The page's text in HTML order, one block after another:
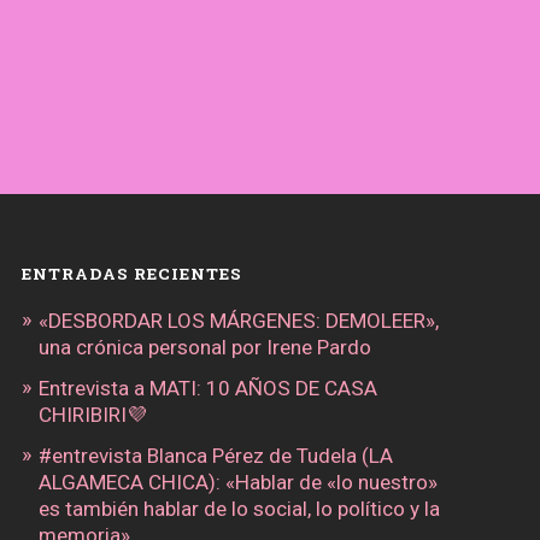
ENTRADAS RECIENTES
«DESBORDAR LOS MÁRGENES: DEMOLEER»,
una crónica personal por Irene Pardo
Entrevista a MATI: 10 AÑOS DE CASA
CHIRIBIRI💜
#entrevista Blanca Pérez de Tudela (LA
ALGAMECA CHICA): «Hablar de «lo nuestro»
es también hablar de lo social, lo político y la
memoria»